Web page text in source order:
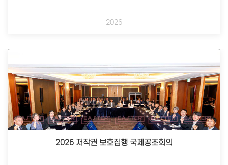
2026
2026 저작권 보호집행 국제공조회의